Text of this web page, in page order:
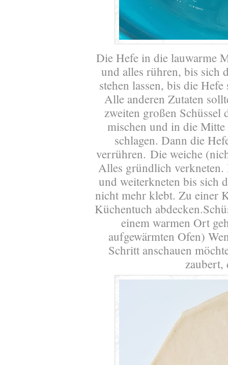
Die Hefe in die lauwarme
und alles rühren, bis sich
stehen lassen, bis die
Alle anderen Zutaten
zweiten großen
mischen und in die
schlagen. Dann die
verrühren. Die weiche
Alles gründlich verkneten.
und weiterkneten bis sich
nicht mehr klebt. Zu einer
Küchentuch
einem warmen Ort
aufgewärmten Ofen)
Schritt anschauen